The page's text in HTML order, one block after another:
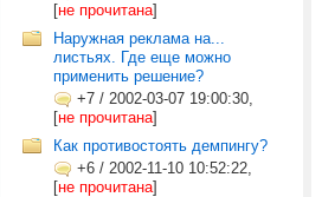
[не прочитана]
Наружная реклама на...
листьях. Где еще можно
применить решение?
+7 / 2002-03-07 19:00:30,
[не прочитана]
Как противостоять демпингу?
+6 / 2002-11-10 10:52:22,
[не прочитана]